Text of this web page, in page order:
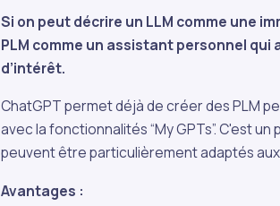
Si on peut décrire un LLM comme une
PLM comme un assistant personnel
d’intérêt.
ChatGPT permet déjà de créer des PLM
avec la fonctionnalités “My GPTs”. C'est
peuvent être particulièrement adaptés
Avantages :